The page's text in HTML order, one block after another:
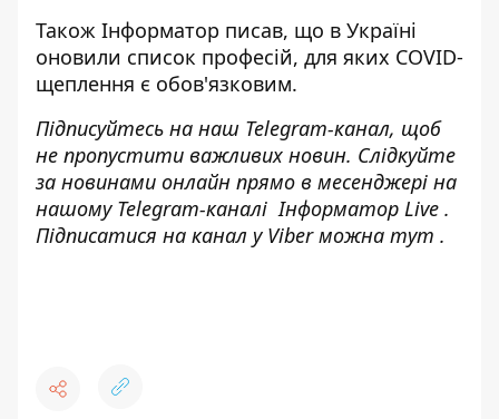
Також Інформатор писав, що в Україні
оновили список професій, для яких COVID-
щеплення є обов'язковим.
Підписуйтесь на наш Telegram-канал, щоб
не пропустити важливих новин. Слідкуйте
за новинами онлайн прямо в месенджері на
нашому Telegram-каналіІнформатор Live .
Підписатися на канал у Viber можна тут .